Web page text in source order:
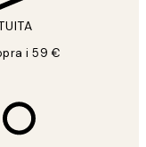
i 59 €